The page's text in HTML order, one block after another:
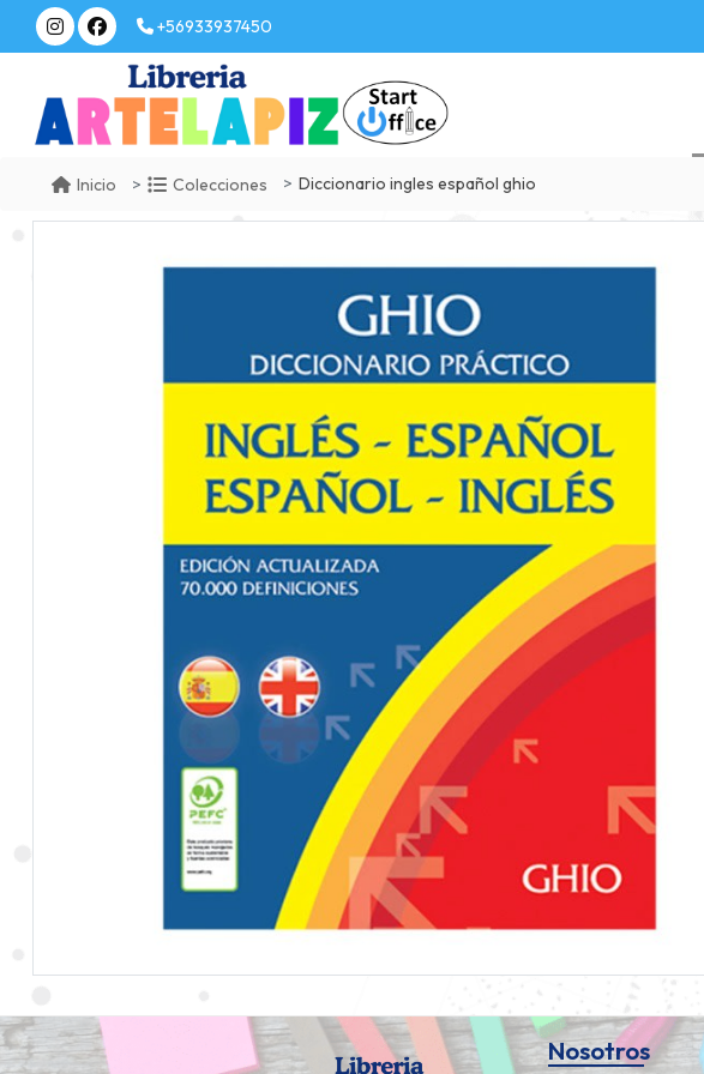
+56933937450
Inicio Colecciones Diccionario ingles español ghio
Nosotros